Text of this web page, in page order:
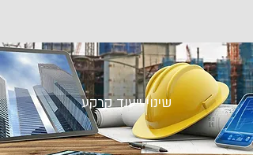
שינוי ייעוד קרקע